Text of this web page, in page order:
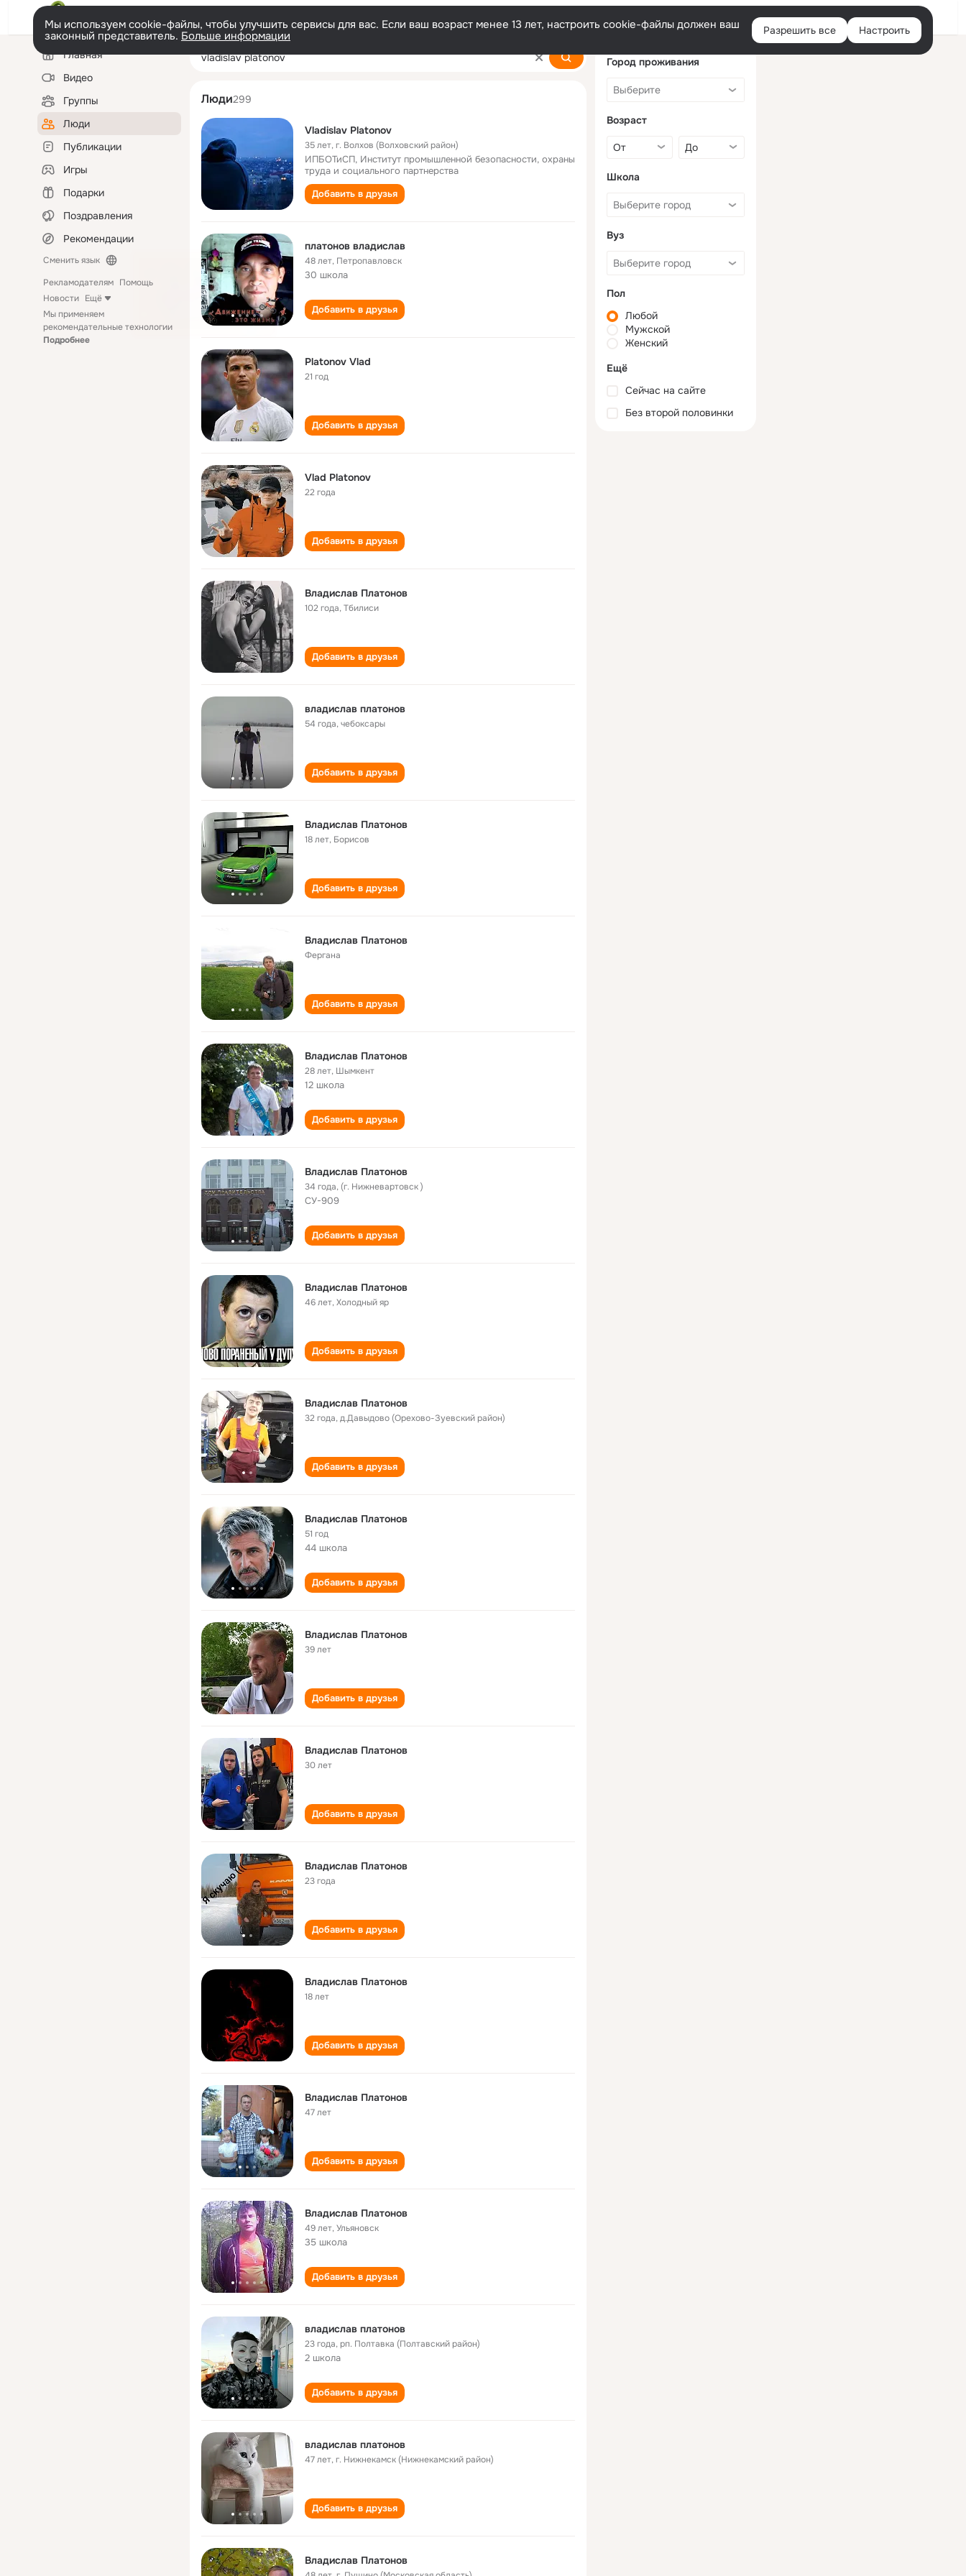
Войти
Мы используем cookie-файлы, чтобы улучшить сервисы для вас. Если ваш возраст менее 13 лет, настроить cookie-файлы должен ваш
законный представитель. Больше информации Разрешить все Настроить
Левая
колонкаГлавная
Видео
Группы
Люди
Публикации
Игры
Подарки
Поздравления
Рекомендации
Сменить язык
Рекламодателям Помощь
Новости Ещё
Мы применяем
рекомендательные технологии
Подробнее
vladislav platonov
Люди299
Vladislav Platonov
35 лет,г. Волхов (Волховский район)
ИПБОТиСП, Институт промышленной безопасности, охраны
труда и социального партнерства
Добавить в друзья
платонов владислав
48 лет, Петропавловск
30 школа
Добавить в друзья
Platonov Vlad
21 год
Добавить в друзья
Vlad Platonov
22 года
Добавить в друзья
Владислав Платонов
102 года,Тбилиси
Добавить в друзья
владислав платонов
54 года,чебоксары
Добавить в друзья
Владислав Платонов
18 лет, Борисов
Добавить в друзья
Владислав Платонов
Фергана
Добавить в друзья
Владислав Платонов
28 лет, Шымкент
12 школа
Добавить в друзья
Владислав Платонов
34 года,(г. Нижневартовск )
СУ-909
Добавить в друзья
Владислав Платонов
46 лет,Холодный яр
Добавить в друзья
Владислав Платонов
32 года,д.Давыдово (Орехово-Зуевский район)
Добавить в друзья
Владислав Платонов
51 год
44 школа
Добавить в друзья
Владислав Платонов
39 лет
Добавить в друзья
Владислав Платонов
30 лет
Добавить в друзья
Владислав Платонов
23 года
Добавить в друзья
Владислав Платонов
18 лет
Добавить в друзья
Владислав Платонов
47 лет
Добавить в друзья
Владислав Платонов
49 лет,Ульяновск
35 школа
Добавить в друзья
владислав платонов
23 года,рп. Полтавка (Полтавский район)
2 школа
Добавить в друзья
владислав платонов
47 лет,г. Нижнекамск (Нижнекамский район)
Добавить в друзья
Владислав Платонов
Город проживания
Возраст
Школа
Вуз
Пол
Любой
Мужской
Женский
Ещё
Сейчас на сайте
Без второй половинки